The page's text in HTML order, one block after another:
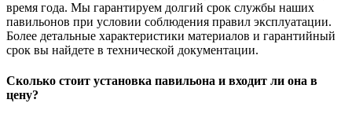
время года. Мы гарантируем долгий срок службы наших
павильонов при условии соблюдения правил эксплуатации.
Более детальные характеристики материалов и гарантийный
срок вы найдете в технической документации.
Сколько стоит установка павильона и входит ли она в
цену?